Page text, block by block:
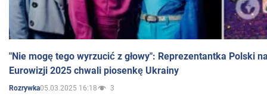
"Nie mogę tego wyrzucić z głowy": Reprezentantka Polski
Eurowizji 2025 chwali piosenkę Ukrainy
Rozrywka05.03.2025 16:18 3